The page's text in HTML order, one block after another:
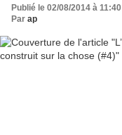
Publié le 02/08/2014 à 11:40
Par ap